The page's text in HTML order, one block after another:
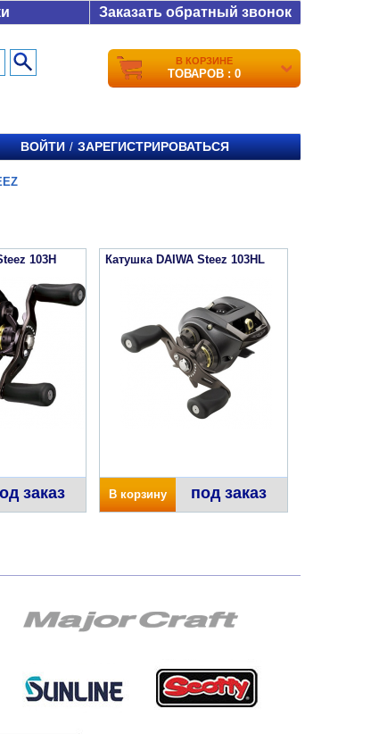
Заказать обратный звонок
В КОРЗИНЕ
ТОВАРОВ : 0
ВОЙТИ / ЗАРЕГИСТРИРОВАТЬСЯ
103H
заказ
Катушка DAIWA Steez 103HL
В корзину под заказ